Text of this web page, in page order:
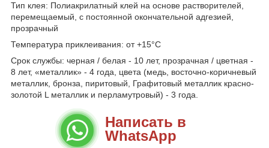
Тип клея: Полиакрилатный клей на основе растворителей,
перемещаемый, с постоянной окончательной адгезией,
прозрачный
Температура приклеивания: от +15°C
Срок службы: черная / белая - 10 лет, прозрачная / цветная -
8 лет, «металлик» - 4 года, цвета (медь, восточно-коричневый
металлик, бронза, пиритовый, Графитовый металлик красно-
золотoй L металлик и перламутровый) - 3 года.
Написать в
WhatsApp